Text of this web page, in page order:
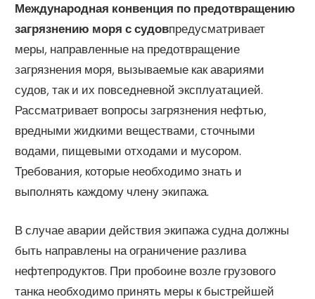
Международная конвенция по предотвращению
загрязнению моря с судовпредусматривает
меры, направленные на предотвращение
загрязнения моря, вызываемые как авариями
судов, так и их повседневной эксплуатацией.
Рассматривает вопросы загрязнения нефтью,
вредными жидкими веществами, сточными
водами, пищевыми отходами и мусором.
Требования, которые необходимо знать и
выполнять каждому члену экипажа.
В случае аварии действия экипажа судна должны
быть направлены на ограничение разлива
нефтепродуктов. При пробоине возле грузового
танка необходимо принять меры к быстрейшей